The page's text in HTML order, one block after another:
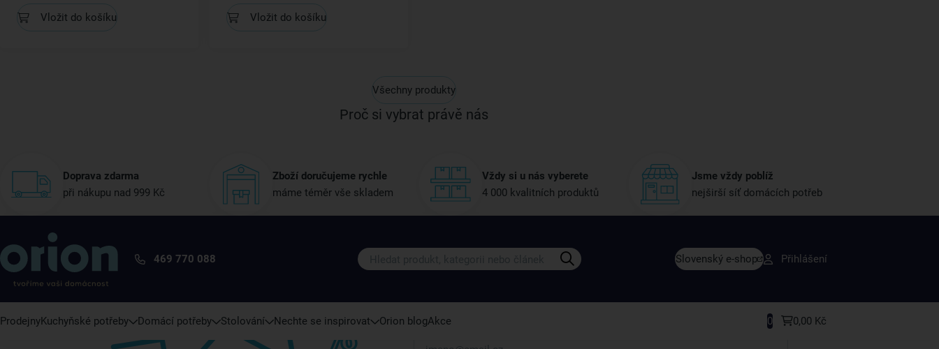
Vložit do košíku Vložit do košíku
Všechny produkty
Proč si vybrat právě nás
Doprava zdarma
při nákupu nad 999 Kč
Zboží doručujeme rychle
máme téměr vše skladem
Vždy si u nás vyberete
4 000 kvalitních produktů
Jsme vždy poblíž
nejširší síť domácích potřeb
469 770 088 Slovenský e-shop Přihlášení
ProdejnyKuchyňské potřeby Domácí potřeby Stolování Nechte se inspirovat Orion blogAkce 0 0,00 Kč
Přihlaste se k odběru našeho newsletteru.
Váš e-mail